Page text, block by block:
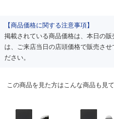
【商品価格に関する注意事項】
掲載されている商品価格は、本日の
は、ご来店当日の店頭価格で販売さ
ださい。
この商品を見た方はこんな商品も見